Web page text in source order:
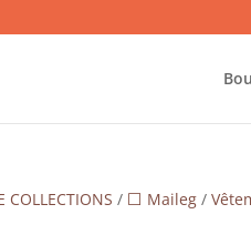
COLLECTIONS / ⬜ Maileg/